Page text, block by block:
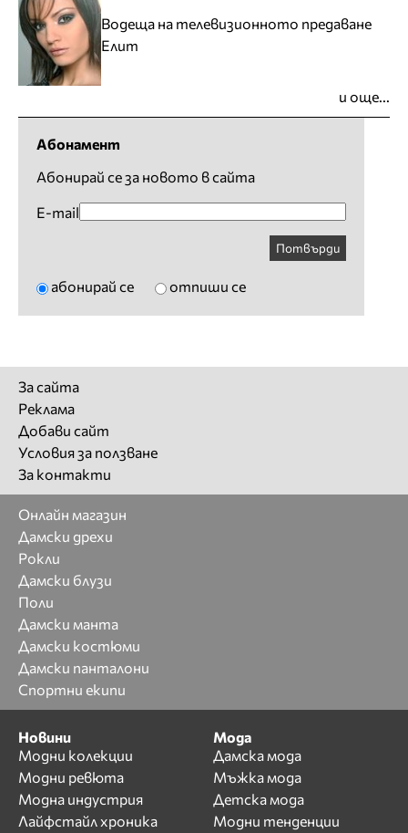
Водеща на телевизионното предаване
Елит
и още...
Абонамент
Абонирай се за новото в сайта
E-mail
Потвърди
абонирай се отпиши се
За сайта
Реклама
Добави сайт
Условия за ползване
За контакти
Онлайн магазин
Дамски дрехи
Рокли
Дамски блузи
Поли
Дамски манта
Дамски костюми
Дамски панталони
Спортни екипи
Новини
Модни колекции
Модни ревюта
Модна индустрия
Лайфстайл хроника
Мода
Дамска мода
Мъжка мода
Детска мода
Модни тенденции